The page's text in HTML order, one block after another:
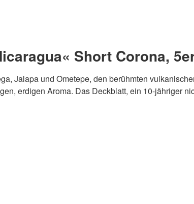
Short Corona,
Jalapa und Ometepe, den berühmten
erdigen Aroma. Das Deckblatt, ein 10-jähriger